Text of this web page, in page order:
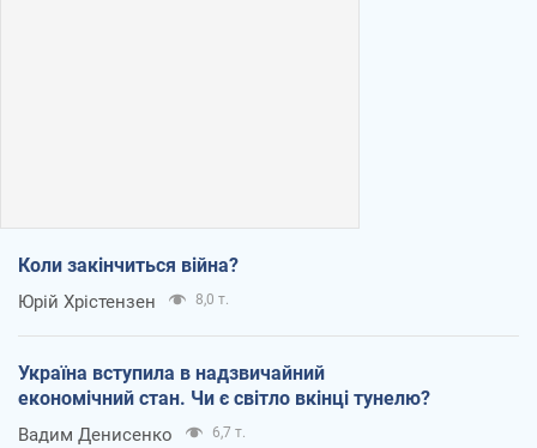
Коли закінчиться війна?
Юрій Хрістензен 8,0 т.
Україна вступила в надзвичайний
економічний стан. Чи є світло вкінці тунелю?
Вадим Денисенко 6,7 т.